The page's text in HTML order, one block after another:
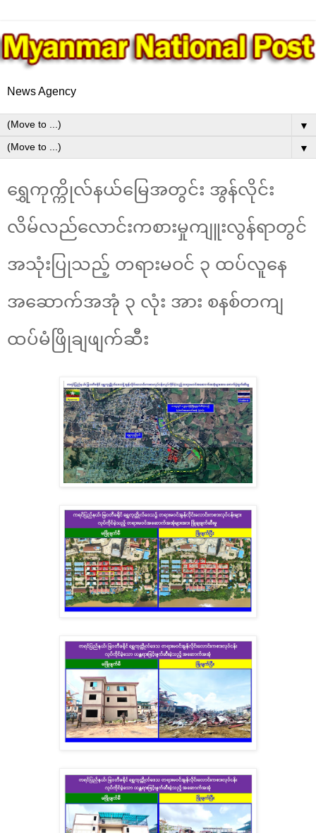
News Agency
▼
▼
ရွှေကုက္ကိုလ်နယ်မြေအတွင်း အွန်လိုင်း
လိမ်လည်လောင်းကစားမှုကျူးလွန်ရာတွင်
အသုံးပြုသည့် တရားမဝင် ၃ ထပ်လူနေ
အဆောက်အအုံ ၃ လုံး အား စနစ်တကျ
ထပ်မံဖြိုချဖျက်ဆီး